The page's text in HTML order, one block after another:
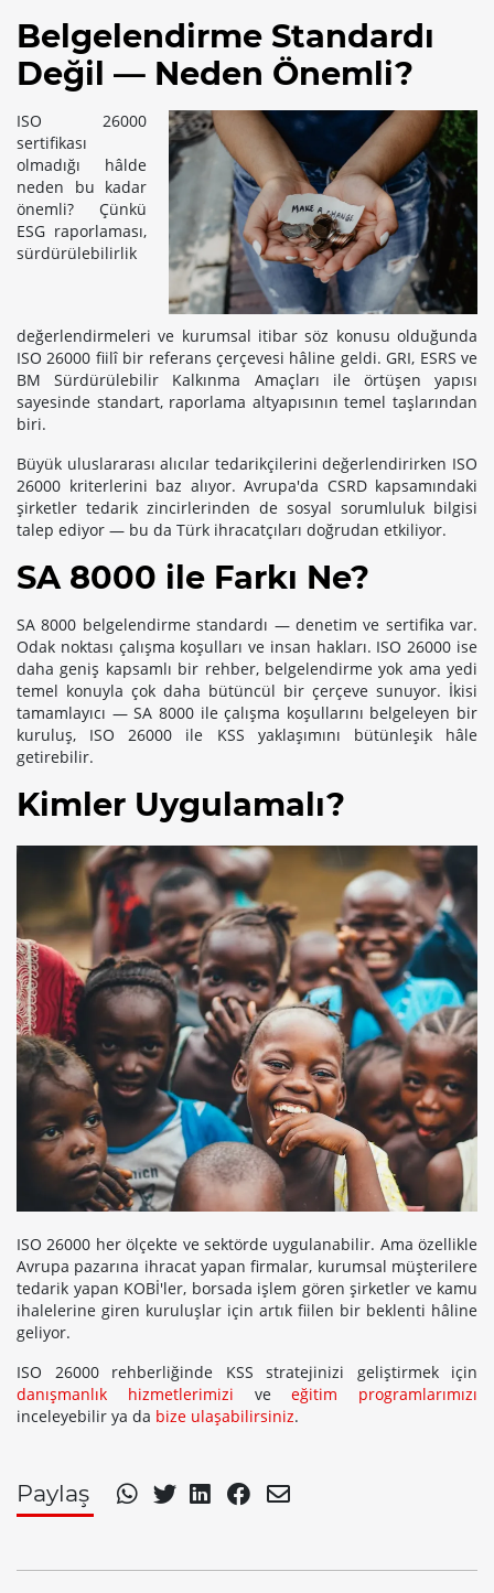
Belgelendirme Standardı
Değil — Neden Önemli?
ISO 26000
sertifikası
olmadığı hâlde
neden bu kadar
önemli? Çünkü
ESG raporlaması,
sürdürülebilirlik
değerlendirmeleri ve kurumsal itibar söz konusu olduğunda
ISO 26000 fiilî bir referans çerçevesi hâline geldi. GRI, ESRS ve
BM Sürdürülebilir Kalkınma Amaçları ile örtüşen yapısı
sayesinde standart, raporlama altyapısının temel taşlarından
biri.
Büyük uluslararası alıcılar tedarikçilerini değerlendirirken ISO
26000 kriterlerini baz alıyor. Avrupa'da CSRD kapsamındaki
şirketler tedarik zincirlerinden de sosyal sorumluluk bilgisi
talep ediyor — bu da Türk ihracatçıları doğrudan etkiliyor.
SA 8000 ile Farkı Ne?
SA 8000 belgelendirme standardı — denetim ve sertifika var.
Odak noktası çalışma koşulları ve insan hakları. ISO 26000 ise
daha geniş kapsamlı bir rehber, belgelendirme yok ama yedi
temel konuyla çok daha bütüncül bir çerçeve sunuyor. İkisi
tamamlayıcı — SA 8000 ile çalışma koşullarını belgeleyen bir
kuruluş, ISO 26000 ile KSS yaklaşımını bütünleşik hâle
getirebilir.
Kimler Uygulamalı?
ISO 26000 her ölçekte ve sektörde uygulanabilir. Ama özellikle
Avrupa pazarına ihracat yapan firmalar, kurumsal müşterilere
tedarik yapan KOBİ'ler, borsada işlem gören şirketler ve kamu
ihalelerine giren kuruluşlar için artık fiilen bir beklenti hâline
geliyor.
ISO 26000 rehberliğinde KSS stratejinizi geliştirmek için
danışmanlık hizmetlerimizi veeğitim programlarımızı
inceleyebilir ya da bize ulaşabilirsiniz.
Paylaş